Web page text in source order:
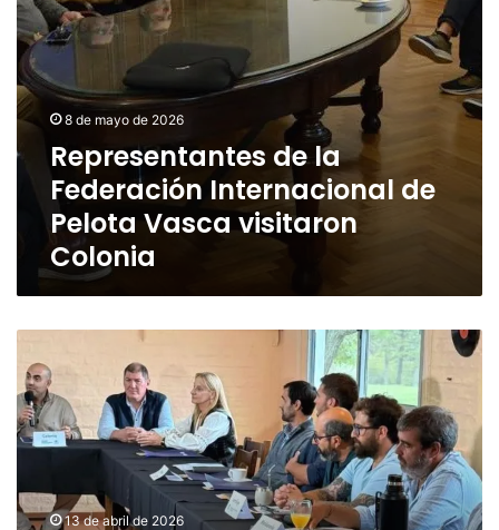
Colonia
8 de mayo de 2026
Representantes de la
Federación Internacional de
Pelota Vasca visitaron
Colonia
de
la
Interdepartamental
de
Deportes
13 de abril de 2026